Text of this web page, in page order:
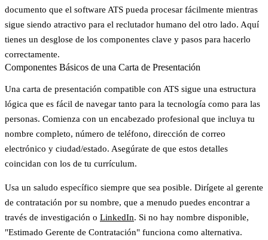
documento que el software ATS pueda procesar fácilmente mientras
sigue siendo atractivo para el reclutador humano del otro lado. Aquí
tienes un desglose de los componentes clave y pasos para hacerlo
correctamente.
Componentes Básicos de una Carta de Presentación
Una carta de presentación compatible con ATS sigue una estructura
lógica que es fácil de navegar tanto para la tecnología como para las
personas. Comienza con un encabezado profesional que incluya tu
nombre completo, número de teléfono, dirección de correo
electrónico y ciudad/estado. Asegúrate de que estos detalles
coincidan con los de tu currículum.
Usa un saludo específico siempre que sea posible. Dirígete al gerente
de contratación por su nombre, que a menudo puedes encontrar a
través de investigación o LinkedIn. Si no hay nombre disponible,
"Estimado Gerente de Contratación" funciona como alternativa.